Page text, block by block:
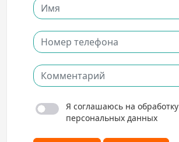
Я соглашаюсь на обработку
персональных данных